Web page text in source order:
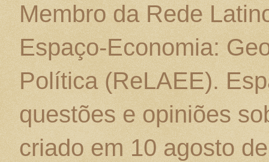
Membro da Rede
Espaço-Economia:
Política (ReLAEE).
questões e opiniões
criado em 10 agosto